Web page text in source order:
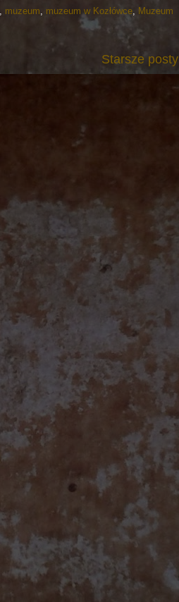
muzeum muzeum w Kozłówce Muzeum
Starsze posty